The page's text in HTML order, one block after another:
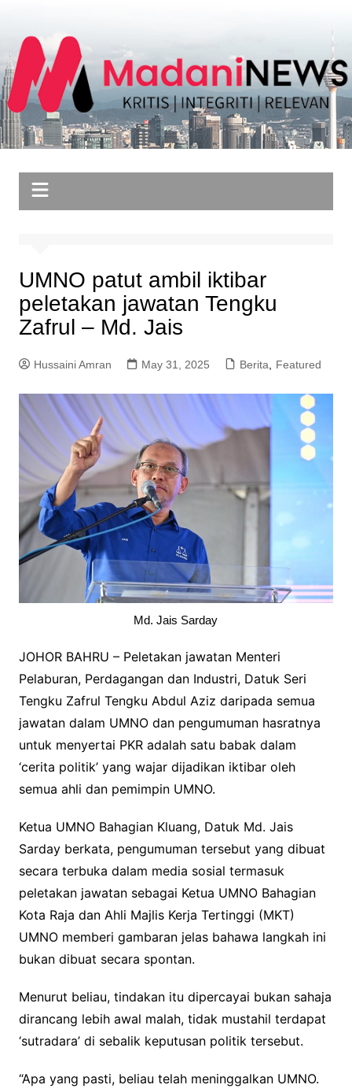
content
UMNO patut ambil iktibar
peletakan jawatan Tengku
Zafrul – Md. Jais
Hussaini Amran May 31, 2025 Berita, Featured
Md. Jais Sarday
JOHOR BAHRU – Peletakan jawatan Menteri
Pelaburan, Perdagangan dan Industri, Datuk Seri
Tengku Zafrul Tengku Abdul Aziz daripada semua
jawatan dalam UMNO dan pengumuman hasratnya
untuk menyertai PKR adalah satu babak dalam
‘cerita politik’ yang wajar dijadikan iktibar oleh
semua ahli dan pemimpin UMNO.
Ketua UMNO Bahagian Kluang, Datuk Md. Jais
Sarday berkata, pengumuman tersebut yang dibuat
secara terbuka dalam media sosial termasuk
peletakan jawatan sebagai Ketua UMNO Bahagian
Kota Raja dan Ahli Majlis Kerja Tertinggi (MKT)
UMNO memberi gambaran jelas bahawa langkah ini
bukan dibuat secara spontan.
Menurut beliau, tindakan itu dipercayai bukan sahaja
dirancang lebih awal malah, tidak mustahil terdapat
‘sutradara’ di sebalik keputusan politik tersebut.
“Apa yang pasti, beliau telah meninggalkan UMNO.